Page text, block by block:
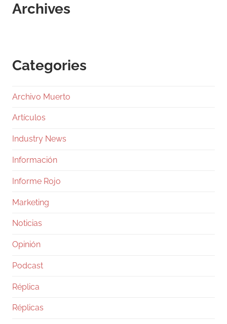
Archives
Categories
Archivo Muerto
Artículos
Industry News
Información
Informe Rojo
Marketing
Noticias
Opinión
Podcast
Réplica
Réplicas